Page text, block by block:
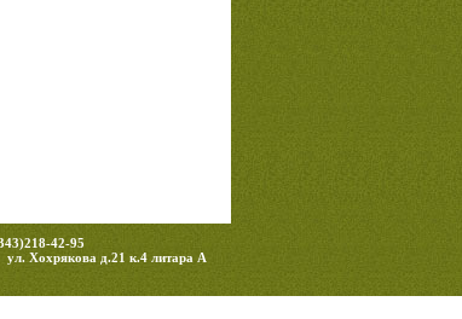
42-95
ул. Хохрякова д.21 к.4 литара А